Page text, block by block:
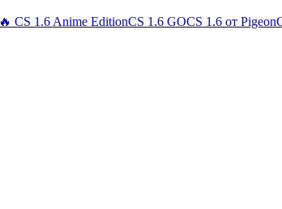
🔥 CS 1.6 Anime EditionCS 1.6 GOCS 1.6 от Pigeon